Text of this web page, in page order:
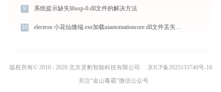
9 系统提示缺失libssp-0.dll文件的解决方法
10 electron 小花仙微端.exe加载uiautomationcore.dll文件丢失处理办法
版权所有© 2010 - 2026 北京灵豹智能科技有限公司
京ICP备2025133740号-18
关注“金山毒霸”微信公众号